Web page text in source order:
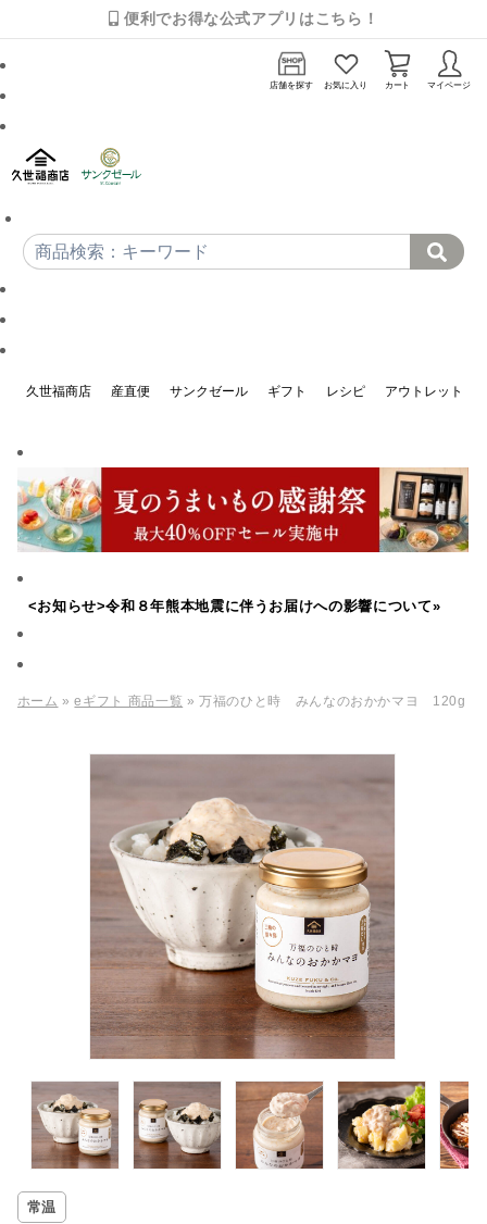
便利でお得な公式アプリはこちら！
店舗を探す お気に入り カート マイページ
久世福商店 産直便 サンクゼール ギフト レシピ アウトレット
<お知らせ>令和８年熊本地震に伴うお届けへの影響について»
ホーム »eギフト 商品一覧 » 万福のひと時 みんなのおかかマヨ 120g
常温